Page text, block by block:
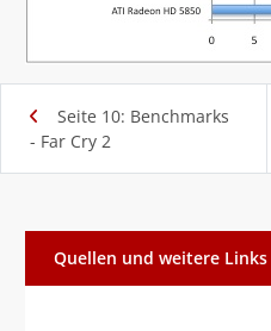
Seite 10: Benchmarks
- Far Cry 2
Quellen und weitere Links